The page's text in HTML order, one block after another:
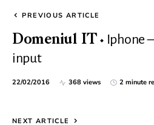
PREVIOUS ARTICLE
Domeniul IT
Iphone
input
22/02/2016 368 views 2 minute
NEXT ARTICLE